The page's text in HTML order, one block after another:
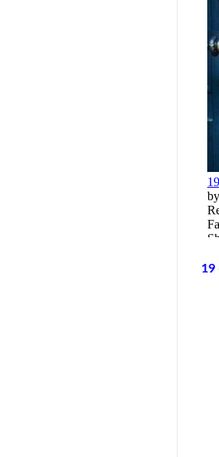
ספרים סופרים ומה שביניהם – תכנית ראיונות ברדיו קס"ם 106 FM – יום רביעי ה- 19